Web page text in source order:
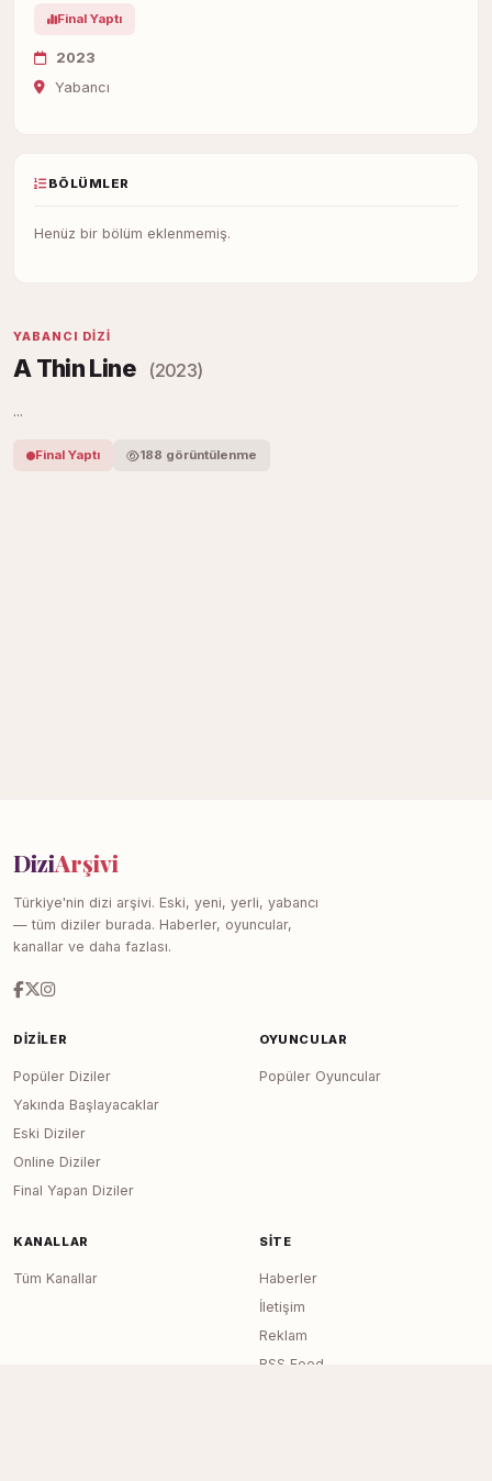
Final Yaptı
2023
Yabancı
BÖLÜMLER
Henüz bir bölüm eklenmemiş.
YABANCI DIZI
A Thin Line (2023)
...
Final Yaptı 188 görüntülenme
DiziArşivi
Türkiye'nin dizi arşivi. Eski, yeni, yerli, yabancı
— tüm diziler burada. Haberler, oyuncular,
kanallar ve daha fazlası.
DIZILER
Popüler Diziler
Yakında Başlayacaklar
Eski Diziler
Online Diziler
Final Yapan Diziler
OYUNCULAR
Popüler Oyuncular
KANALLAR
Tüm Kanallar
SITE
Haberler
İletişim
Reklam
RSS Feed